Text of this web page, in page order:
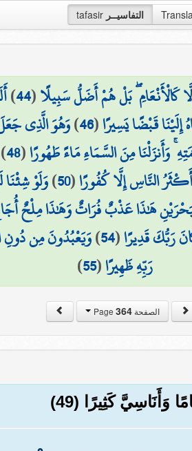
tafasir التفاسيــر
بَلْ هُمْ أَضَلُّ سَبِيلًا(
44
)
قَبْضًا يَسِيرًا(
46
)وَهُوَ الَّذِي
وَأَنزَلْنَا مِنَ السَّمَاءِ مَاءً طَهُورًا(
48
النَّاسِ إِلَّا كُفُورًا(
50
)وَلَوْ شِئْنَا
هَٰذَا عَذْبٌ فُرَاتٌ وَهَٰذَا مِلْحٌ
رَبُّكَ قَدِيرًا(
54
)وَيَعْبُدُونَ مِن دُونِ
رَبِّهِ ظَهِيرًا(
55
)
الصفحة Page364
وَأَنَاسِيَّ كَثِيرًا (49)